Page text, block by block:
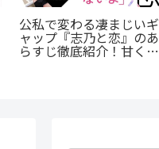
公私で変わる凄まじいギ
ャップ『志乃と恋』のあ
らすじ徹底紹介！甘くて